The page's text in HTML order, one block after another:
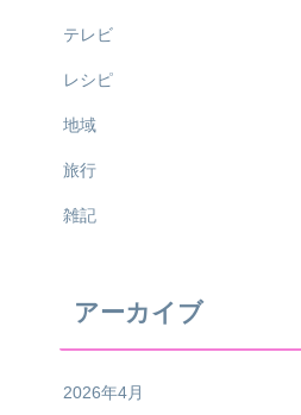
テレビ
レシピ
地域
旅行
雑記
アーカイブ
2026年4月